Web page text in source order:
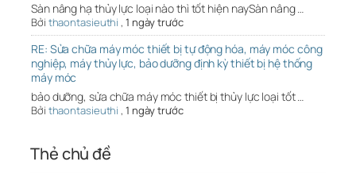
Sàn nâng hạ thủy lực loại nào thì tốt hiện naySàn nâng …
Bởi thaontasieuthi , 1 ngày trước
RE: Sửa chữa máy móc thiết bị tự động hóa, máy móc công
nghiệp, máy thủy lực, bảo dưỡng định kỳ thiết bị hệ thống
máy móc
bảo dưỡng, sửa chữa máy móc thiết bị thủy lực loại tốt …
Bởi thaontasieuthi , 1 ngày trước
Thẻ chủ đề